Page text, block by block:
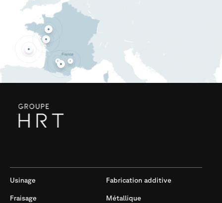
Usinage
Fraisage
Fabrication additive
Métallique